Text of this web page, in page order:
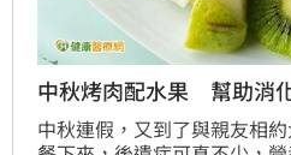
中秋烤肉配水果 幫助消
中秋連假，又到了與親友相